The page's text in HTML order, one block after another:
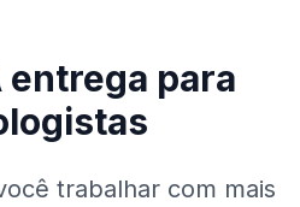
entrega para
trabalhar com mais